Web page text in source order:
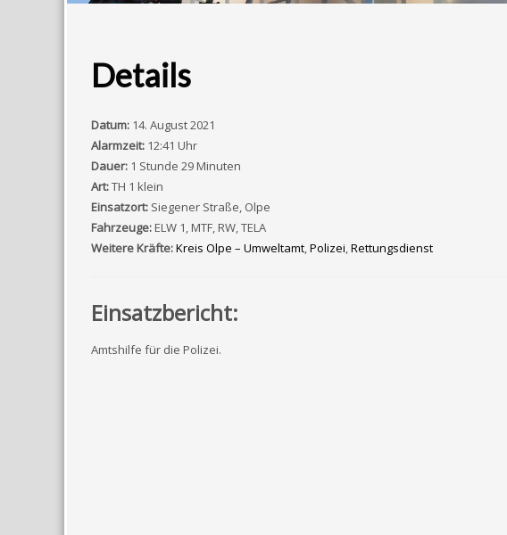
Details
Datum: 14. August 2021
Alarmzeit: 12:41 Uhr
Dauer: 1 Stunde 29 Minuten
Art:TH 1 klein
Einsatzort: Siegener Straße, Olpe
Fahrzeuge:ELW 1, MTF, RW, TELA
Weitere Kräfte:Kreis Olpe – Umweltamt,Polizei,Rettungsdienst
Einsatzbericht:
Amtshilfe für die Polizei.